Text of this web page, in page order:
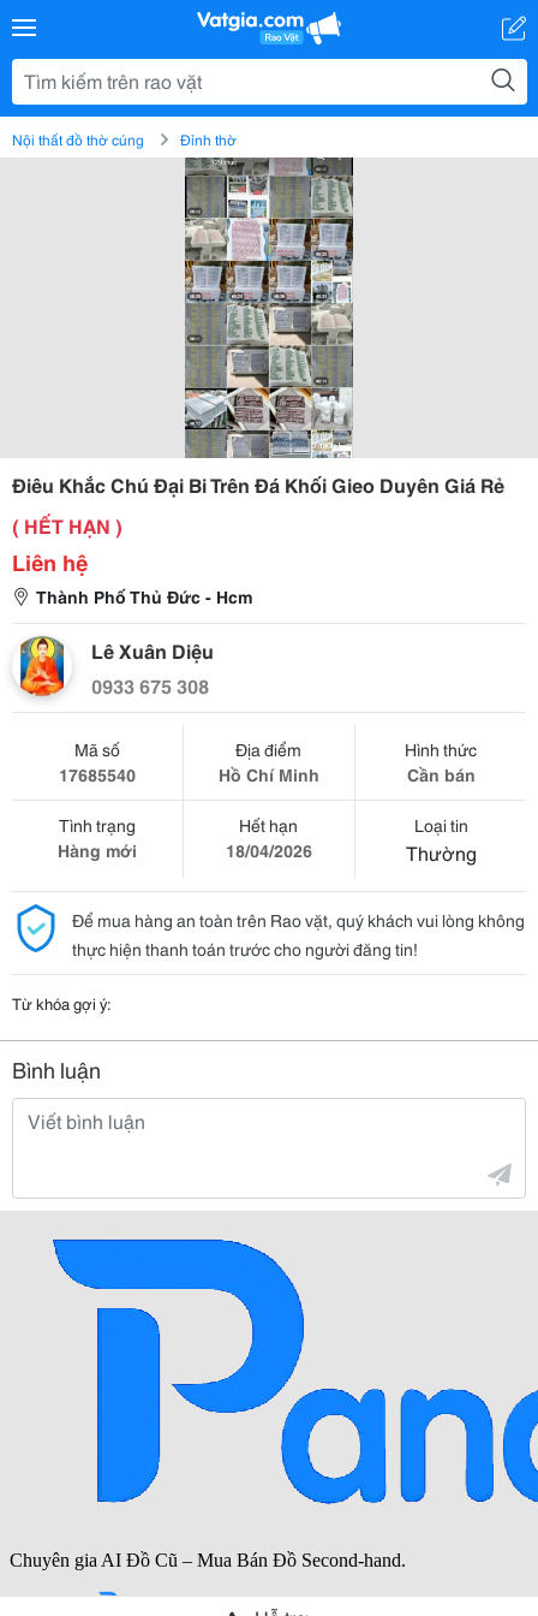
Nội thất đồ thờ cúng Đỉnh thờ
Điêu Khắc Chú Đại Bi Trên Đá Khối Gieo Duyên Giá Rẻ
( HẾT HẠN )
Liên hệ
Thành Phố Thủ Đức - Hcm
Lê Xuân Diệu
0933 675 308
Mã số
17685540
Địa điểm
Hồ Chí Minh
Hình thức
Cần bán
Tình trạng
Hàng mới
Hết hạn
18/04/2026
Loại tin
Thường
Để mua hàng an toàn trên Rao vặt, quý khách vui lòng không
thực hiện thanh toán trước cho người đăng tin!
Từ khóa gợi ý:
Bình luận